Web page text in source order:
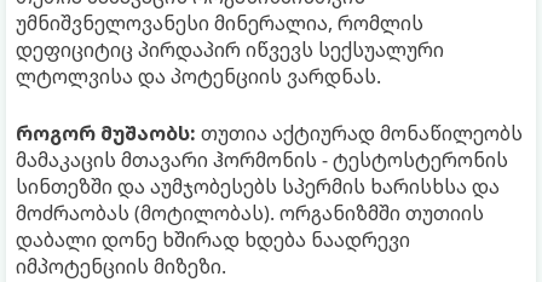
უმნიშვნელოვანესი მინერალია, რომლის
დეფიციტიც პირდაპირ იწვევს სექსუალური
ლტოლვისა და პოტენციის ვარდნას.
როგორ მუშაობს: თუთია აქტიურად მონაწილეობს
მამაკაცის მთავარი ჰორმონის - ტესტოსტერონის
სინთეზში და აუმჯობესებს სპერმის ხარისხსა და
მოძრაობას (მოტილობას). ორგანიზმში თუთიის
დაბალი დონე ხშირად ხდება ნაადრევი
იმპოტენციის მიზეზი.